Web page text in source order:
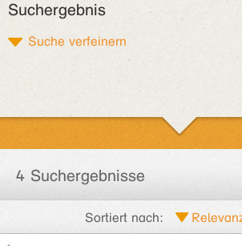
Suchergebnis
Suche verfeinern
4 Suchergebnisse
Sortiert nach: